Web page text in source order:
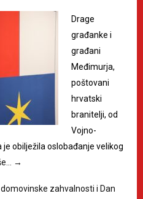
Drage
građanke i
građani
Međimurja,
poštovani
hrvatski
branitelji, od
Vojno-
obilježila oslobađanje velikog
→
zahvalnosti i Dan